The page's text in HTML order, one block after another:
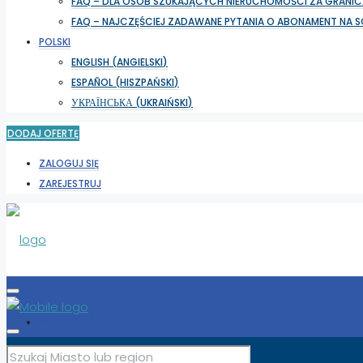
FAQ – NAJCZĘŚCIEJ ZADAWANE PYTANIA O ABONAMENT NA
POLSKI
ENGLISH (ANGIELSKI)
ESPAÑOL (HISZPAŃSKI)
УКРАЇНСЬКА (UKRAIŃSKI)
DODAJ OFERTĘ
ZALOGUJ SIĘ
ZAREJESTRUJ